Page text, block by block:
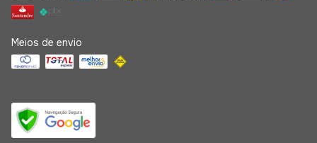
Meios de envio